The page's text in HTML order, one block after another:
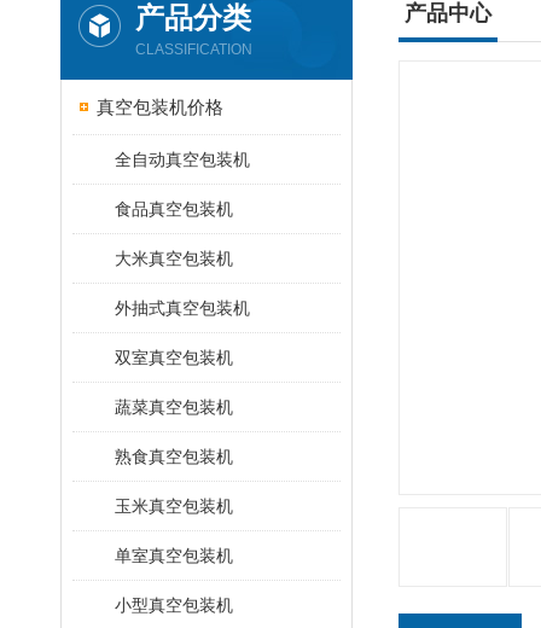
产品分类
CLASSIFICATION
真空包装机价格
全自动真空包装机
食品真空包装机
大米真空包装机
外抽式真空包装机
双室真空包装机
蔬菜真空包装机
熟食真空包装机
玉米真空包装机
单室真空包装机
小型真空包装机
产品中心